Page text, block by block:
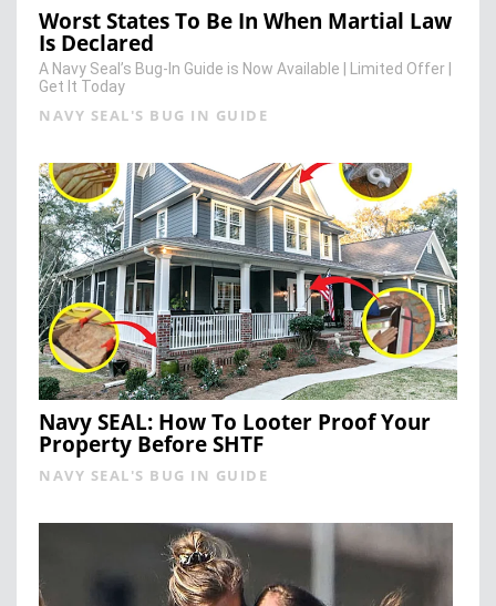
Worst States To Be In When Martial Law
Is Declared
A Navy Seal’s Bug-In Guide is Now Available | Limited Offer |
Get It Today
NAVY SEAL'S BUG IN GUIDE
Navy SEAL: How To Looter Proof Your
Property Before SHTF
NAVY SEAL'S BUG IN GUIDE